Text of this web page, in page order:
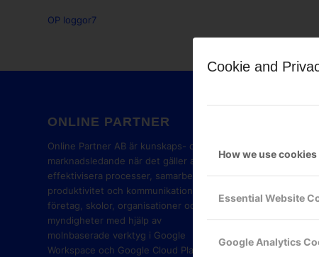
Cookie and
How we use cookies
Essential Website
Google Analytics
OP loggor7
ONLINE PARTNER
Online Partner AB är kunskaps- och
marknadsledande när det gäller att
effektivisera processer, samarbete,
produktivitet och kommunikation i
företag, skolor, organisationer och
myndigheter med hjälp av
molnbaserade verktyg i Google
Workspace och Google Cloud Platform.